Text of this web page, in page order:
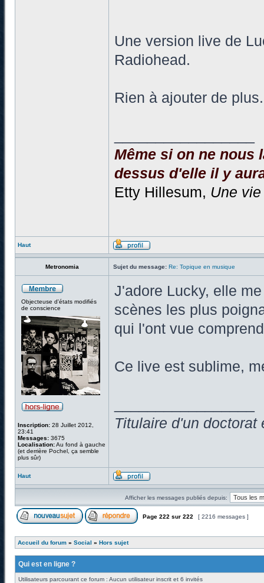
Une version live de
Radiohead.
Rien à ajouter de plus.
Même si on ne nous
dessus d'elle il y
Etty Hillesum, Une
Haut
Metronomia Sujet du message: Re: Topique en musique
Objecteuse d'états modifiés
de conscience
Inscription: 28 Juillet 2012,
23:41
Messages: 3675
Localisation:Au fond à gauche
(et derrière Pochel, ça semble
plus sûr)
J'adore Lucky, elle
scènes les plus
qui l'ont vue
Ce live est sublime,
Titulaire d'un doctorat
Haut
Afficher les messages publiés depuis:
Page 222 sur 222 [ 2216 messages ]
Accueil du forum » Social » Hors sujet
Qui est en ligne ?
Utilisateurs parcourant ce forum : Aucun utilisateur inscrit et 6 invités